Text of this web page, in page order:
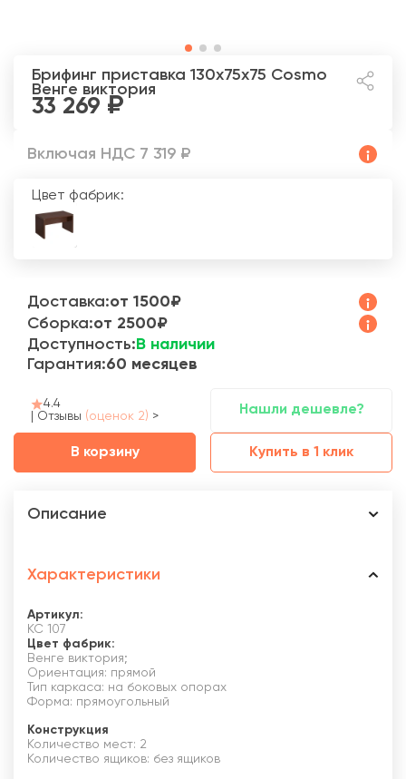
Брифинг приставка 130x75x75 Cosmo
Венге виктория
33 269
Включая НДС 7 319 ₽
Цвет фабрик:
Доставка:от 1500₽
Сборка:от 2500₽
Доступность: В наличии
Гарантия:60 месяцев
4.4
Отзывы (оценок 2) > Нашли дешевле?
В корзину Купить в 1 клик
Описание
Характеристики
Артикул:
КС 107
Цвет фабрик:
Венге виктория;
Ориентация: прямой
Тип каркаса: на боковых опорах
Форма: прямоугольный
Конструкция
Количество мест: 2
Количество ящиков: без ящиков